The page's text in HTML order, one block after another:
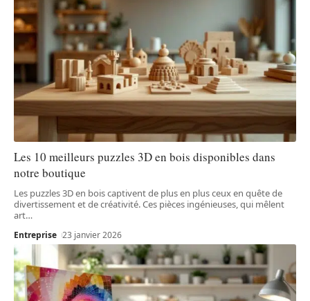
Les 10 meilleurs puzzles 3D en bois disponibles dans
notre boutique
Les puzzles 3D en bois captivent de plus en plus ceux en quête de
divertissement et de créativité. Ces pièces ingénieuses, qui mêlent
art…
Entreprise 23 janvier 2026